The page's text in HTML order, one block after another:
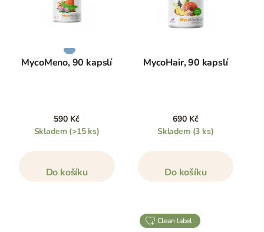
MycoMeno, 90 kapslí
590 Kč
Skladem (>15 ks)
Do košíku
MycoHair, 90 kapslí
690 Kč
Skladem (3 ks)
Do košíku
clean label